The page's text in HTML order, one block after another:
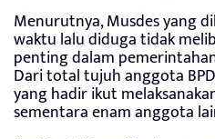
Menurutnya, Musdes yang
waktu lalu diduga tidak
penting dalam
Dari total tujuh anggota
yang hadir ikut
sementara enam anggota